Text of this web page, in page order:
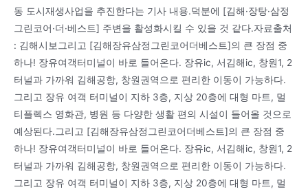
동 도시재생사업을 추진한다는 기사 내용.덕분에 [김해·장탕·삼정
그린코어·더·베스트] 주변을 활성화시킬 수 있을 것 같다.자료출처
: 김해시보그리고 [김해장유삼정그린코어더베스트]의 큰 장점 중
하나! 장유여객터미널이 바로 들어온다. 장유ic, 서김해ic, 창원1, 2
터널과 가까워 김해공항, 창원권역으로 편리한 이동이 가능하다.
그리고 장유 여객 터미널이 지하 3층, 지상 20층에 대형 마트, 멀
티플렉스 영화관, 병원 등 다양한 생활 편의 시설이 들어올 것으로
예상된다.그리고 [김해장유삼정그린코어더베스트]의 큰 장점 중
하나! 장유여객터미널이 바로 들어온다. 장유ic, 서김해ic, 창원1, 2
터널과 가까워 김해공항, 창원권역으로 편리한 이동이 가능하다.
그리고 장유 여객 터미널이 지하 3층, 지상 20층에 대형 마트, 멀